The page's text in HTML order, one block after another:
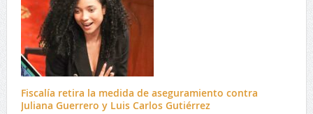
Fiscalía retira la medida de aseguramiento contra
Juliana Guerrero y Luis Carlos Gutiérrez